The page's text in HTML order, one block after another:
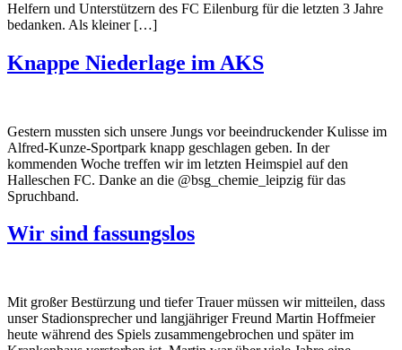
Helfern und Unterstützern des FC Eilenburg für die letzten 3 Jahre
bedanken. Als kleiner […]
Knappe Niederlage im AKS
Gestern mussten sich unsere Jungs vor beeindruckender Kulisse im
Alfred-Kunze-Sportpark knapp geschlagen geben. In der
kommenden Woche treffen wir im letzten Heimspiel auf den
Halleschen FC. Danke an die @bsg_chemie_leipzig für das
Spruchband.
Wir sind fassungslos
Mit großer Bestürzung und tiefer Trauer müssen wir mitteilen, dass
unser Stadionsprecher und langjähriger Freund Martin Hoffmeier
heute während des Spiels zusammengebrochen und später im